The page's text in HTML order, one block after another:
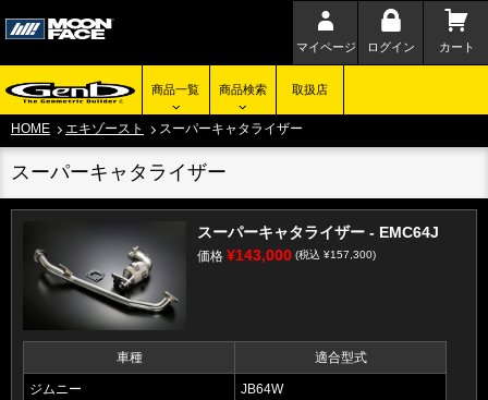
マイページ ログイン カート
商品一覧 商品検索 取扱店
HOME エキゾースト スーパーキャタライザー
スーパーキャタライザー
スーパーキャタライザー - EMC64J
価格 ¥143,000 (税込 ¥157,300)
車種 適合型式
ジムニー JB64W